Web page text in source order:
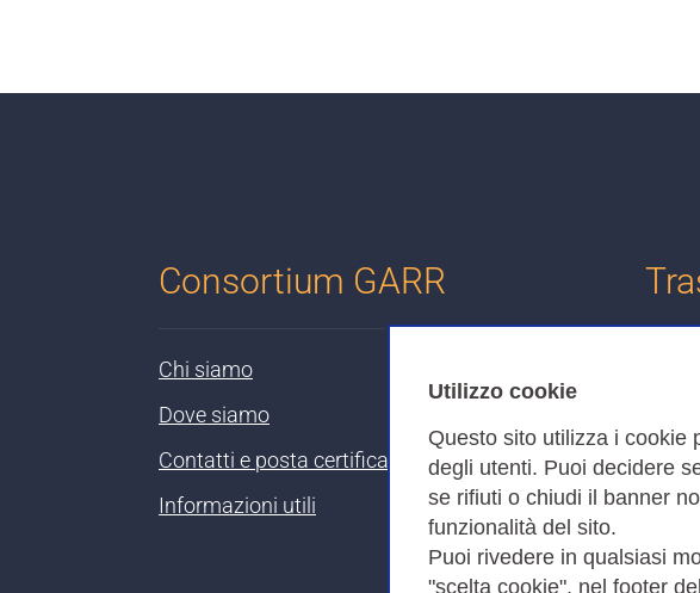
Utilizzo cookie
Questo sito utilizza i cookie
degli utenti. Puoi decidere
se rifiuti o chiudi il banner
funzionalità del sito.
Puoi rivedere in qualsiasi
"scelta cookie", nel footer
Consortium GARR
Chi siamo
Dove siamo
Contatti e posta certificata
Informazioni utili